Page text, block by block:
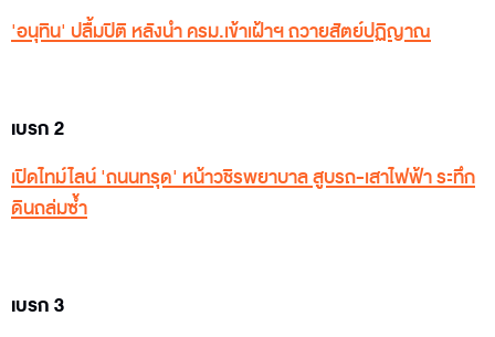
'อนุทิน' ปลื้มปิติ หลังนำ ครม.เข้าเฝ้าฯ ถวายสัตย์ปฏิญาณ
เบรก 2
เปิดไทม์ไลน์ 'ถนนทรุด' หน้าวชิรพยาบาล สูบรถ-เสาไฟฟ้า ระทึก
ดินถล่มซ้ำ
เบรก 3